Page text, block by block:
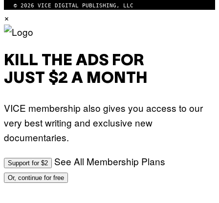
© 2026 VICE DIGITAL PUBLISHING, LLC
×
KILL THE ADS FOR
JUST $2 A MONTH
VICE membership also gives you access to our
very best writing and exclusive new
documentaries.
Support for $2 See All Membership Plans
Or, continue for free